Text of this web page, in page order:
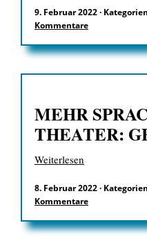
9. Februar 2022· Kategorien
Kommentare
MEHR
THEATER:
Weiterlesen
8. Februar 2022· Kategorien
Kommentare